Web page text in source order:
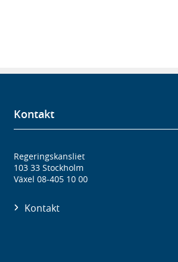
Kontakt
Regeringskansliet
103 33 Stockholm
Växel 08-405 10 00
Kontakt